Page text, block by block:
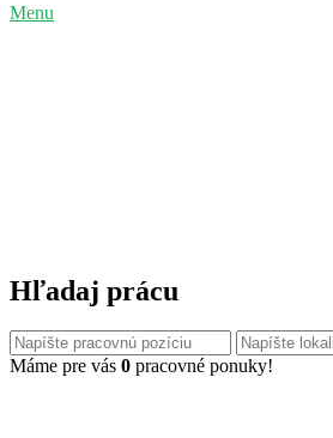
Menu
Hľadaj prácu
Máme pre vás 0 pracovné ponuky!